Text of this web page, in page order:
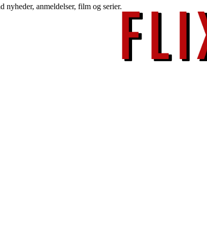
nyheder, anmeldelser, film og serier.